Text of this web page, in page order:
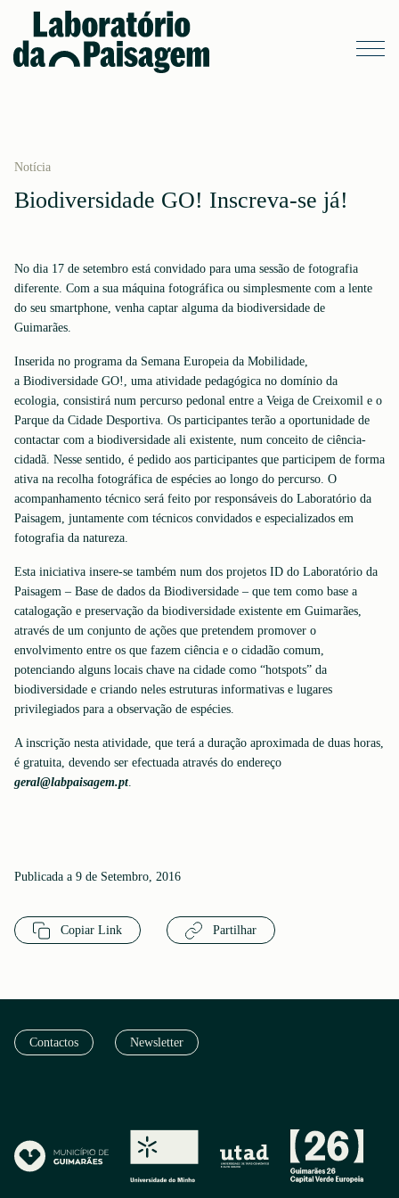
Notícia
Biodiversidade GO! Inscreva-se já!
No dia 17 de setembro está convidado para uma sessão de fotografia
diferente. Com a sua máquina fotográfica ou simplesmente com a lente
do seu smartphone, venha captar alguma da biodiversidade de
Guimarães.
Inserida no programa da Semana Europeia da Mobilidade,
a Biodiversidade GO!, uma atividade pedagógica no domínio da
ecologia, consistirá num percurso pedonal entre a Veiga de Creixomil e o
Parque da Cidade Desportiva. Os participantes terão a oportunidade de
contactar com a biodiversidade ali existente, num conceito de ciência-
cidadã. Nesse sentido, é pedido aos participantes que participem de forma
ativa na recolha fotográfica de espécies ao longo do percurso. O
acompanhamento técnico será feito por responsáveis do Laboratório da
Paisagem, juntamente com técnicos convidados e especializados em
fotografia da natureza.
Esta iniciativa insere-se também num dos projetos ID do Laboratório da
Paisagem – Base de dados da Biodiversidade – que tem como base a
catalogação e preservação da biodiversidade existente em Guimarães,
através de um conjunto de ações que pretendem promover o
envolvimento entre os que fazem ciência e o cidadão comum,
potenciando alguns locais chave na cidade como “hotspots” da
biodiversidade e criando neles estruturas informativas e lugares
privilegiados para a observação de espécies.
A inscrição nesta atividade, que terá a duração aproximada de duas horas,
é gratuita, devendo ser efectuada através do endereço
geral@labpaisagem.pt.
Publicada a 9 de Setembro, 2016
Copiar Link Partilhar
Contactos Newsletter